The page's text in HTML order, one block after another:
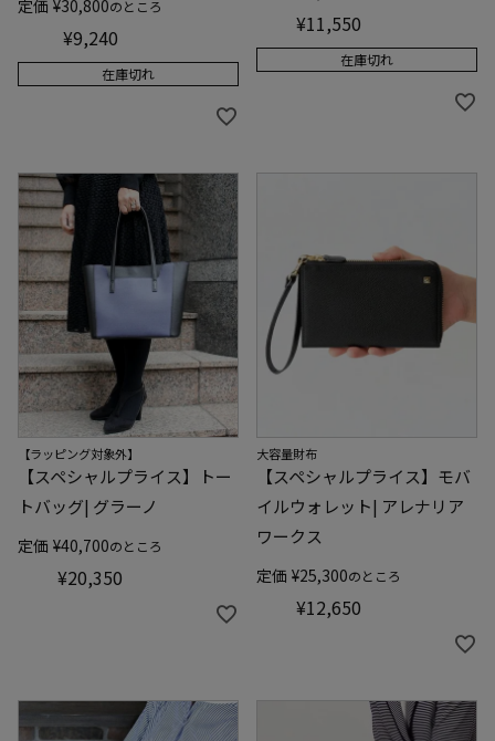
定価 ¥30,800のところ
¥9,240
在庫切れ
¥11,550
在庫切れ
【ラッピング対象外】
【スペシャルプライス】トー
トバッグ| グラーノ
定価 ¥40,700のところ
¥20,350
大容量財布
【スペシャルプライス】モバ
イルウォレット| アレナリア
ワークス
定価 ¥25,300のところ
¥12,650